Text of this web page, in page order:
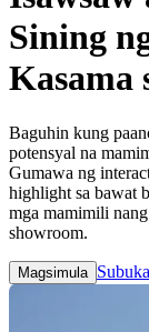
Sining
Kasama
Baguhin kung
potensyal na
Gumawa ng
highlight sa bawat
mga mamimili
showroom.
Magsimula